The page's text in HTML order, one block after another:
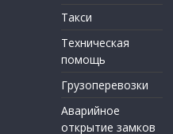
Такси
Техническая
помощь
Грузоперевозки
Аварийное
открытие замков